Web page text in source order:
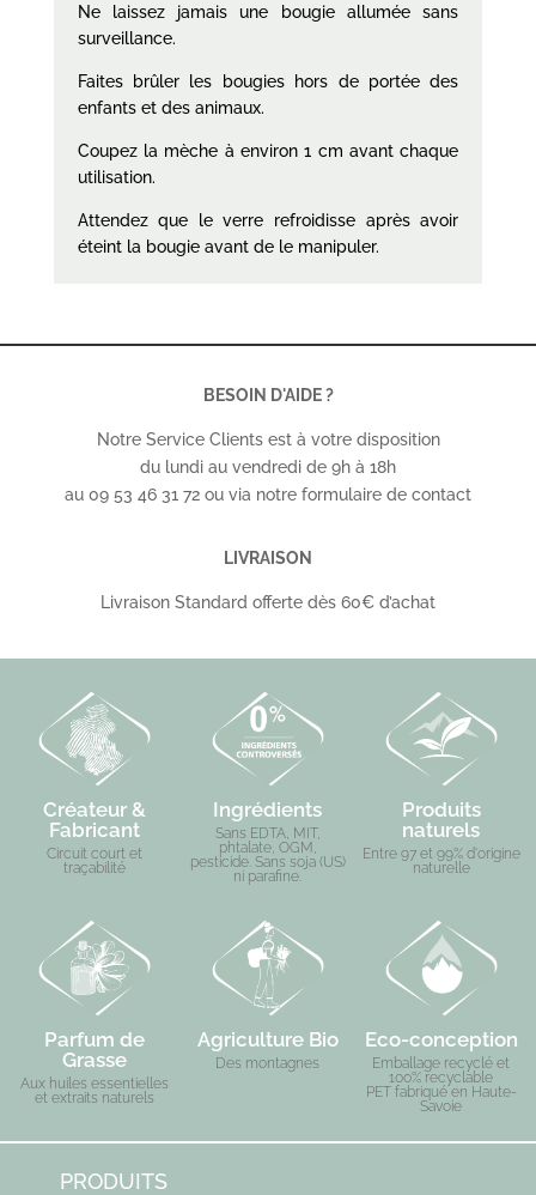
Ne laissez jamais une bougie allumée sans
surveillance.
Faites brûler les bougies hors de portée des
enfants et des animaux.
Coupez la mèche à environ 1 cm avant chaque
utilisation.
Attendez que le verre refroidisse après avoir
éteint la bougie avant de le manipuler.
BESOIN D'AIDE ?
Notre Service Clients est à votre disposition
du lundi au vendredi de 9h à 18h
au 09 53 46 31 72 ou via notre formulaire de contact
LIVRAISON
Livraison Standard offerte dès 60€ d’achat
Créateur &
Fabricant
Circuit court et
traçabilité
Ingrédients
Sans EDTA, MIT,
phtalate, OGM,
pesticide. Sans soja (US)
ni parafine.
Produits
naturels
Entre 97 et 99% d'origine
naturelle
Parfum de
Grasse
Aux huiles essentielles
et extraits naturels
Agriculture Bio
Des montagnes
Eco-conception
Emballage recyclé et
100% recyclable
PET fabriqué en Haute-
Savoie
PRODUITS